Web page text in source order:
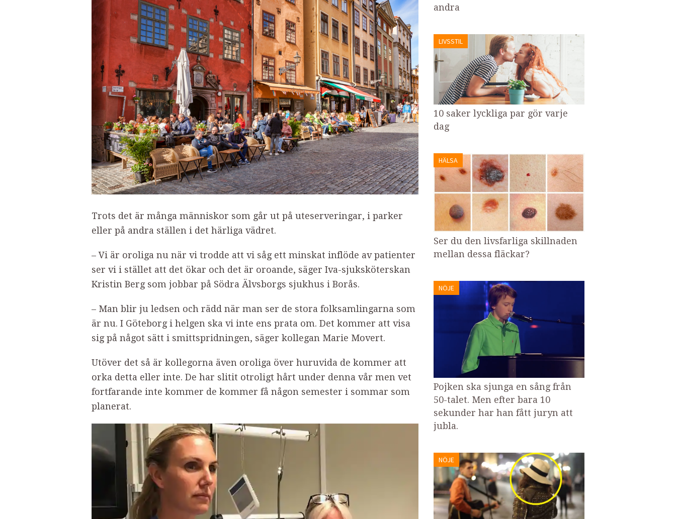
Trots det är många människor som går ut på uteserveringar, i parker
eller på andra ställen i det härliga vädret.
– Vi är oroliga nu när vi trodde att vi såg ett minskat inflöde av patienter
ser vi i stället att det ökar och det är oroande, säger Iva-sjuksköterskan
Kristin Berg som jobbar på Södra Älvsborgs sjukhus i Borås.
– Man blir ju ledsen och rädd när man ser de stora folksamlingarna som
är nu. I Göteborg i helgen ska vi inte ens prata om. Det kommer att visa
sig på något sätt i smittspridningen, säger kollegan Marie Movert.
Utöver det så är kollegorna även oroliga över huruvida de kommer att
orka detta eller inte. De har slitit otroligt hårt under denna vår men vet
fortfarande inte kommer de kommer få någon semester i sommar som
planerat.
andra
LIVSSTIL
10 saker lyckliga par gör varje
dag
HÄLSA
Ser du den livsfarliga skillnaden
mellan dessa fläckar?
NÖJE
Pojken ska sjunga en sång från
50-talet. Men efter bara 10
sekunder har han fått juryn att
jubla.
NÖJE